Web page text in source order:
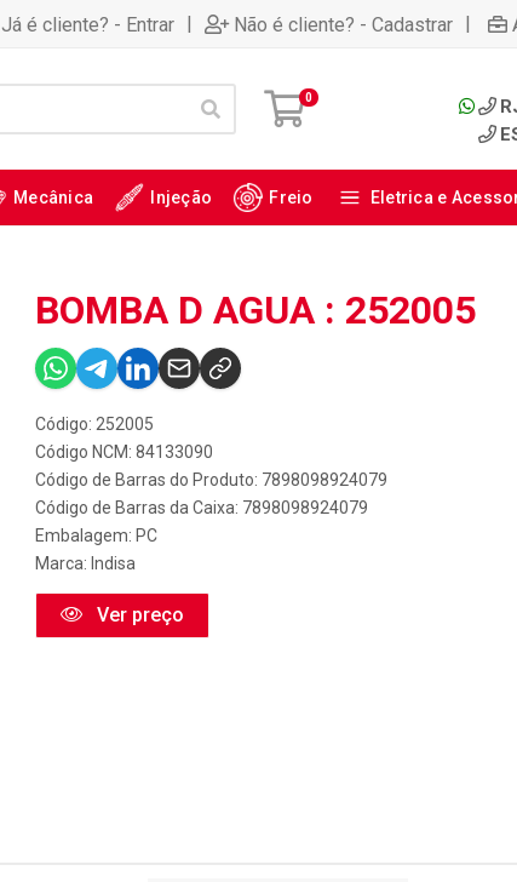
Já é cliente? - Entrar | Não é cliente? - Cadastrar |
0
Mecânica Injeção Freio Eletrica e
BOMBA D AGUA : 252005
Código: 252005
Código NCM: 84133090
Código de Barras do Produto: 7898098924079
Código de Barras da Caixa: 7898098924079
Embalagem: PC
Marca: Indisa
Ver preço